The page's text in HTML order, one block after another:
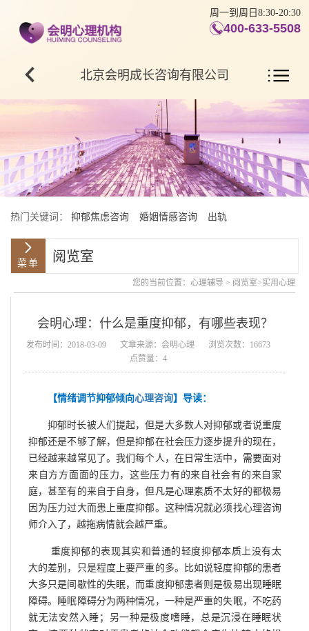
周一到周日8:30-20:30
400-633-5508
北京会明成长咨询有限公司
热门关键词： 抑郁焦虑咨询 婚姻情感咨询 出轨
阅览室
您的当前位置： 心理辅导 > 阅览室>实用心理
会明心理：什么是重度抑郁，有哪些表现？
发布时间：2018-03-09 文章来源：会明心理
浏览次数：16673
点赞量：4
【情绪调节抑郁倾向心理咨询】导读：
抑郁时长被人们提起，但是大多数人对抑郁或者说重度
抑郁还是不够了解，但是抑郁在社会压力逐步提升的现在，
已经越来越常见了。我们每个人，在日常生活中，需要面对
来自方方面面的压力，这些压力有的来自社会有的来自家
庭，甚至有的来自于自身，但凡是心理素质不太好的都极易
因为压力过大而患上重度抑郁。这种情况就必须找心理咨询
师介入了，越拖病情就会越严重。
重度抑郁的表现其实和普通的轻度抑郁本质上没有太
大的差别，只是程度上要严重的多。比如说轻度抑郁的患者
大多只是间歇性的失眠，而重度抑郁患者则是极易出现睡眠
障碍。睡眠障碍分为两种情况，一种是严重的失眠，不吃药
就无法安然入睡；另一种是极度嗜睡，总是沉浸在睡眠状